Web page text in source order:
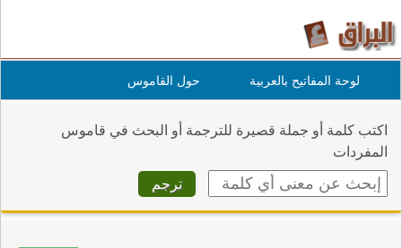
لوحة المفاتيح بالعربية حول القاموس
اكتب كلمة أو جملة قصيرة للترجمة أو البحث في قاموس
المفردات